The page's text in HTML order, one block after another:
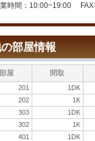
時間：10:00~19:00
部屋情報
部屋 間取
201
1DK
202
1K
303
1DK
302
1K
401
1DK